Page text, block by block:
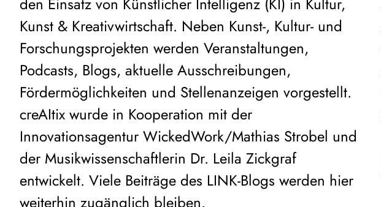
Kunst & Kreativwirtschaft. Neben Kunst-, Kultur- und
Forschungsprojekten werden Veranstaltungen,
Podcasts, Blogs, aktuelle Ausschreibungen,
Fördermöglichkeiten und Stellenanzeigen vorgestellt.
creAItix wurde in Kooperation mit der
Innovationsagentur WickedWork/Mathias Strobel und
der Musikwissenschaftlerin Dr. Leila Zickgraf
entwickelt. Viele Beiträge des LINK-Blogs werden hier
weiterhin zugänglich bleiben.